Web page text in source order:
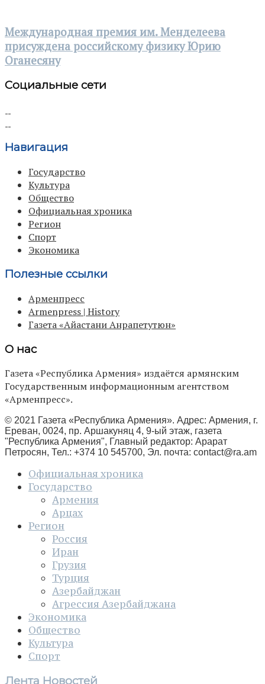
Международная премия им. Менделеева
присуждена российскому физику Юрию
Оганесяну
Социальные сети
Навигация
Государство
Культура
Общество
Официальная хроника
Регион
Спорт
Экономика
Полезные ссылки
Арменпресс
Armenpress | History
Газета «Айастани Анрапетутюн»
О нас
Газета «Республика Армения» издаётся армянским
Государственным информационным агентством
«Арменпресс».
© 2021 Газета «Республика Армения». Адрес: Армения, г.
Ереван, 0024, пр. Аршакуняц 4, 9-ый этаж, газета
"Республика Армения", Главный редактор: Арарат
Петросян, Тел.: +374 10 545700, Эл. почта: contact@ra.am
Официальная хроника
Государство
Армения
Арцах
Регион
Россия
Иран
Грузия
Турция
Азербайджан
Агрессия Азербайджана
Экономика
Общество
Культура
Спорт
Лента Новостей